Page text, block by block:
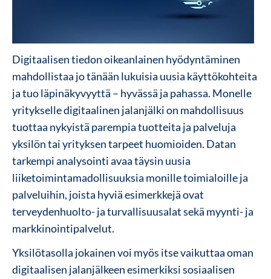
Digitaalisen tiedon oikeanlainen hyödyntäminen
mahdollistaa jo tänään lukuisia uusia käyttökohteita
ja tuo läpinäkyvyyttä – hyvässä ja pahassa. Monelle
yritykselle digitaalinen jalanjälki on mahdollisuus
tuottaa nykyistä parempia tuotteita ja palveluja
yksilön tai yrityksen tarpeet huomioiden. Datan
tarkempi analysointi avaa täysin uusia
liiketoimintamadollisuuksia monille toimialoille ja
palveluihin, joista hyviä esimerkkejä ovat
terveydenhuolto- ja turvallisuusalat sekä myynti- ja
markkinointipalvelut.
Yksilötasolla jokainen voi myös itse vaikuttaa oman
digitaalisen jalanjälkeen esimerkiksi sosiaalisen